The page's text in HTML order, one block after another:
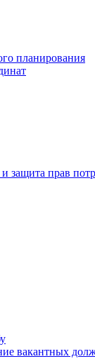
планирования
защита прав
вакантных